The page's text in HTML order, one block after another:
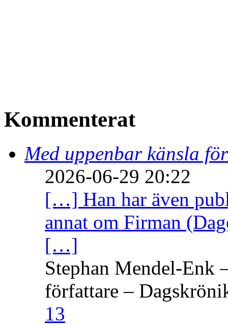
Kommenterat
Med uppenbar känsla
2026-06-29 20:22
[…] Han har även
annat om Firman
[…]
Stephan Mendel-Enk
författare –
13